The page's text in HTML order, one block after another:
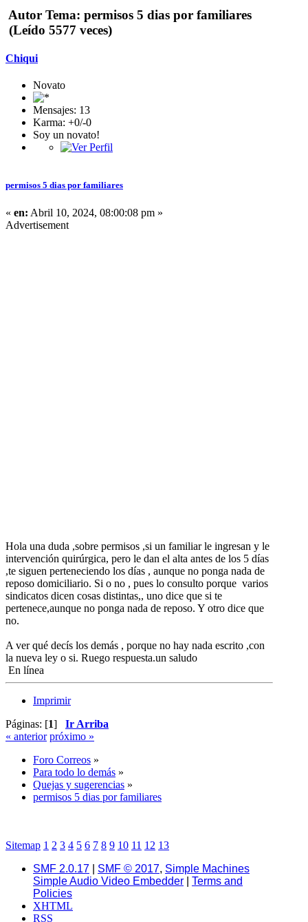
Autor Tema: permisos 5 dias por familiares
(Leído 5577 veces)
Chiqui
Novato
Mensajes: 13
Karma: +0/-0
Soy un novato!
permisos 5 dias por familiares
« en: Abril 10, 2024, 08:00:08 pm »
Advertisement
Hola una duda ,sobre permisos ,si un familiar le ingresan y le
intervención quirúrgica, pero le dan el alta antes de los 5 días
,te siguen perteneciendo los días , aunque no ponga nada de
reposo domiciliario. Si o no , pues lo consulto porque varios
sindicatos dicen cosas distintas,, uno dice que si te
pertenece,aunque no ponga nada de reposo. Y otro dice que
no.
A ver qué decís los demás , porque no hay nada escrito ,con
la nueva ley o si. Ruego respuesta.un saludo
En línea
Imprimir
Páginas: [1] Ir Arriba
« anterior próximo »
Foro Correos »
Para todo lo demás »
Quejas y sugerencias »
permisos 5 dias por familiares
Sitemap 1 2 3 4 5 6 7 8 9 10 11 12 13
SMF 2.0.17
SMF © 2017, Simple Machines
Simple Audio Video Embedder
Terms and
Policies
XHTML
RSS